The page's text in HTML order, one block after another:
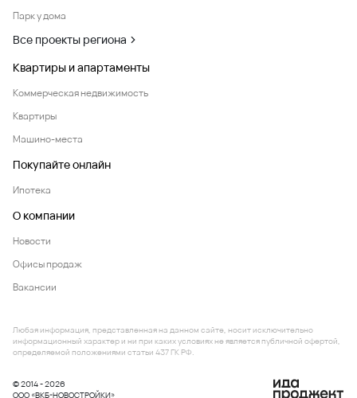
Парк у дома
Все проекты региона
Квартиры и апартаменты
Коммерческая недвижимость
Квартиры
Машино-места
Покупайте онлайн
Ипотека
О компании
Новости
Офисы продаж
Вакансии
© 2014 - 2026
ООО «ВКБ-НОВОСТРОЙКИ»
Любая информация, представленная на данном сайте, носит исключительно
информационный характер и ни при каких условиях не является публичной офертой,
определяемой положениями статьи 437 ГК РФ.